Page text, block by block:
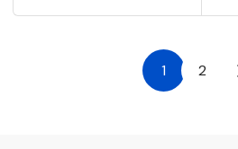
1 2